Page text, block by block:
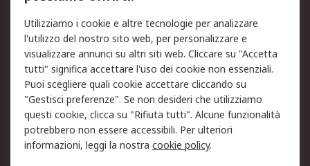
Informativa Cookie
Informativa Privacy -
Aggiornata
Email Security
Termini d'uso
Condizioni di vendita
Condizioni generali di
servizio
Etica e responsabilità
Chi Siamo
Utilizziamo i cookie e altre tecnologie per analizzare
l'utilizzo del nostro sito web, per personalizzare e
visualizzare annunci su altri siti web. Cliccare su "Accetta
tutti" significa accettare l'uso dei cookie non essenziali.
Puoi scegliere quali cookie accettare cliccando su
"Gestisci preferenze". Se non desideri che utilizziamo
questi cookie, clicca su "Rifiuta tutti". Alcune funzionalità
potrebbero non essere accessibili. Per ulteriori
informazioni, leggi la nostra cookie policy.